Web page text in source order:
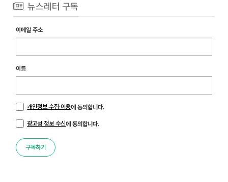
뉴스레터 구독
이메일 주소
이름
개인정보 수집·이용에 동의합니다.
광고성 정보 수신에 동의합니다.
구독하기